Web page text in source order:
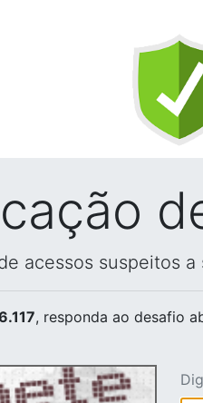
acessos suspeitos
, responda ao desafio